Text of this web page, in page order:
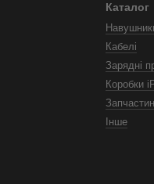
Каталог
Кабелі
Зарядні
Коробки
Інше